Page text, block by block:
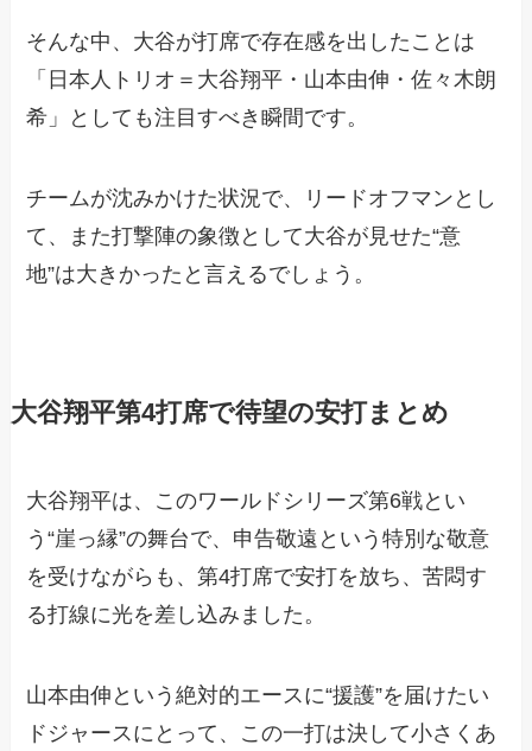
そんな中、大谷が打席で存在感を出したことは
「日本人トリオ＝大谷翔平・山本由伸・佐々木朗
希」としても注目すべき瞬間です。
チームが沈みかけた状況で、リードオフマンとし
て、また打撃陣の象徴として大谷が見せた“意
地”は大きかったと言えるでしょう。
大谷翔平第4打席で待望の安打まとめ
大谷翔平は、このワールドシリーズ第6戦とい
う“崖っ縁”の舞台で、申告敬遠という特別な敬意
を受けながらも、第4打席で安打を放ち、苦悶す
る打線に光を差し込みました。
山本由伸という絶対的エースに“援護”を届けたい
ドジャースにとって、この一打は決して小さくあ